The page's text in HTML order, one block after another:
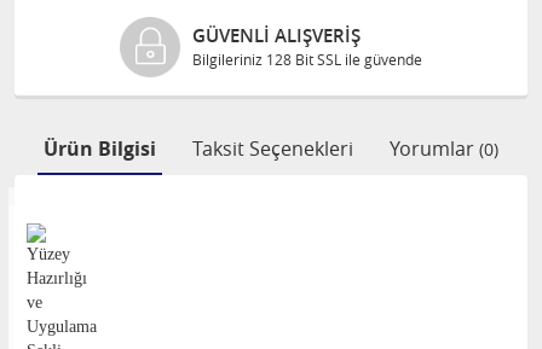
GÜVENLI ALIŞVERIŞ
Bilgileriniz 128 Bit SSL ile güvende
Ürün Bilgisi Taksit Seçenekleri Yorumlar (0)